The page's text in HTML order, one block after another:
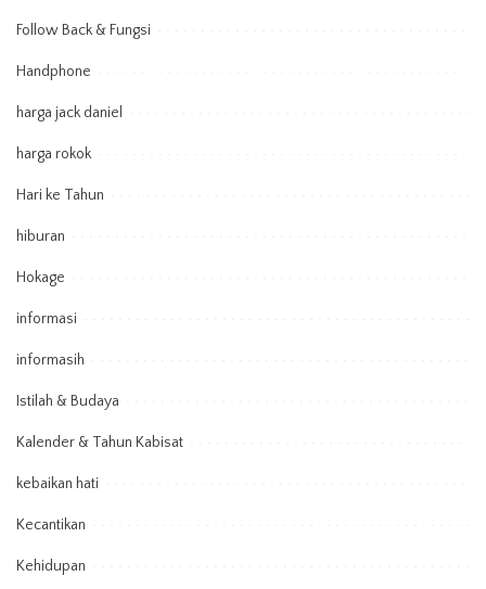
Follow Back & Fungsi
Handphone
harga jack daniel
harga rokok
Hari ke Tahun
hiburan
Hokage
informasi
informasih
Istilah & Budaya
Kalender & Tahun Kabisat
kebaikan hati
Kecantikan
Kehidupan